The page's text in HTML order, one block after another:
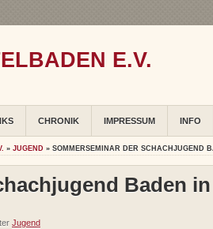
E.V.
CHRONIK IMPRESSUM INFO
» JUGEND » SOMMERSEMINAR DER SCHACHJUGEND
Baden in
Jugend